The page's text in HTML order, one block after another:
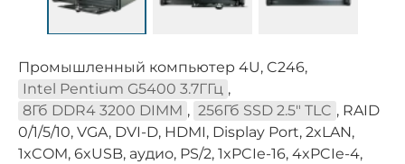
Промышленный компьютер 4U, C246,
Intel Pentium G5400 3.7ГГц ,
8Гб DDR4 3200 DIMM , 256Гб SSD 2.5" TLC , RAID
0/1/5/10, VGA, DVI-D, HDMI, Display Port, 2xLAN,
1xCOM, 6xUSB, аудио, PS/2, 1xPCIe-16, 4xPCIe-4,